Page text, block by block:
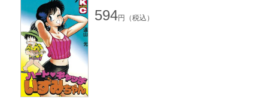
594円（税込）